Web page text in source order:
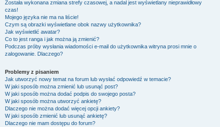
Została wykonana zmiana strefy czasowej, a nadal jest wyświetlany nieprawidłowy
czas!
Mojego języka nie ma na liście!
Czym są obrazki wyświetlane obok nazwy użytkownika?
Jak wyświetlić awatar?
Co to jest ranga i jak można ją zmienić?
Podczas próby wysłania wiadomości e-mail do użytkownika witryna prosi mnie o
zalogowanie. Dlaczego?
Problemy z pisaniem
Jak utworzyć nowy temat na forum lub wysłać odpowiedź w temacie?
W jaki sposób można zmienić lub usunąć post?
W jaki sposób można dodać podpis do swojego posta?
W jaki sposób można utworzyć ankietę?
Dlaczego nie można dodać więcej opcji ankiety?
W jaki sposób zmienić lub usunąć ankietę?
Dlaczego nie mam dostępu do forum?